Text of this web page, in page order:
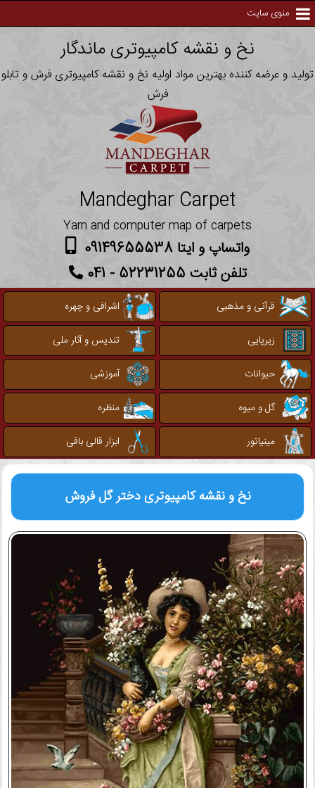
منوی سایت
نخ و نقشه کامپیوتری ماندگار
تولید و عرضه کننده بهترین مواد اولیه نخ و نقشه کامپیوتری فرش و تابلو
فرش
Mandeghar Carpet
Yarn and computer map of carpets
واتساپ و ایتا 09149655538
تلفن ثابت 52231255 - 041
قرآنی و مذهبی
اشرافی و چهره
زیرپایی
تندیس و آثار ملی
حیوانات
آموزشی
گل و میوه
منظره
مینیاتور
ابزار قالی بافی
نخ و نقشه کامپیوتریدختر گل فروش